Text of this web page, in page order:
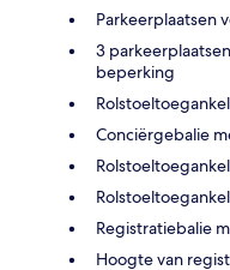
Parkeerplaatsen
3
beperking
Conciërgebalie
Registratiebalie
Hoogte van